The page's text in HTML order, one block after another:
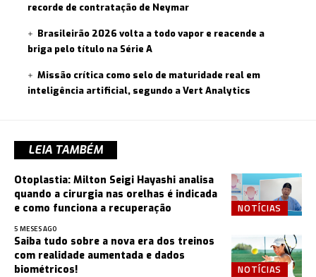
recorde de contratação de Neymar
Brasileirão 2026 volta a todo vapor e reacende a
briga pelo título na Série A
Missão crítica como selo de maturidade real em
inteligência artificial, segundo a Vert Analytics
LEIA TAMBÉM
NOTÍCIAS
Otoplastia: Milton Seigi Hayashi analisa
quando a cirurgia nas orelhas é indicada
e como funciona a recuperação
5 MESES AGO
NOTÍCIAS
Saiba tudo sobre a nova era dos treinos
com realidade aumentada e dados
biométricos!